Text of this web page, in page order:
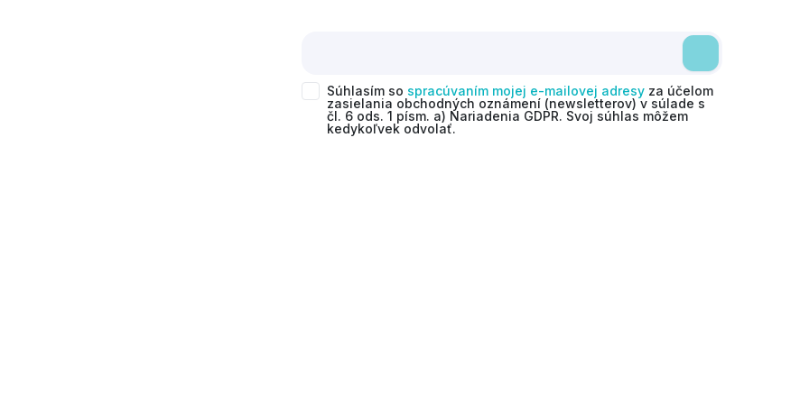
Súhlasím so spracúvaním mojej e-mailovej adresy za účelom
zasielania obchodných oznámení (newsletterov) v súlade s
čl. 6 ods. 1 písm. a) Nariadenia GDPR. Svoj súhlas môžem
kedykoľvek odvolať.